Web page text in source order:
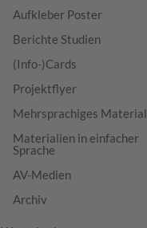
Aufkleber Poster
Berichte Studien
(Info-)Cards
Projektflyer
Mehrsprachiges Material
Materialien in einfacher
Sprache
AV-Medien
Archiv